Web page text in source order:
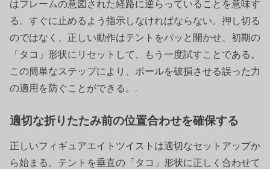
はフレームの意図された経路に逆らっていることを意味す
る。すぐに止めるよう指示しなければならない。押し切る
のではなく、正しい動作はテントをパッと開かせ、初期の
「タコ」形状にリセットして、もう一度試すことである。
この簡単なステップにより、ポールを破損させる誤った力
の適用を防ぐことができる。.
適切な折りたたみ前の位置合わせを確保する
正しいフィギュアエイトツイストは適切なセットアップか
ら始まる。テントを垂直の「タコ」形状に正しく合わせて